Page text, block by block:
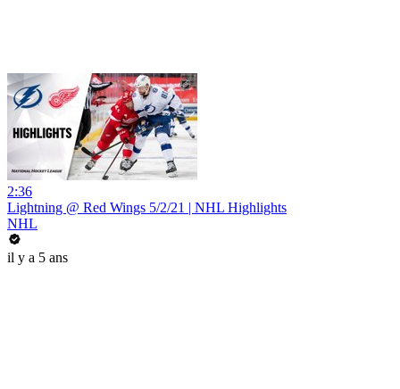
2:36
Lightning @ Red Wings 5/2/21 | NHL Highlights
NHL
il y a 5 ans